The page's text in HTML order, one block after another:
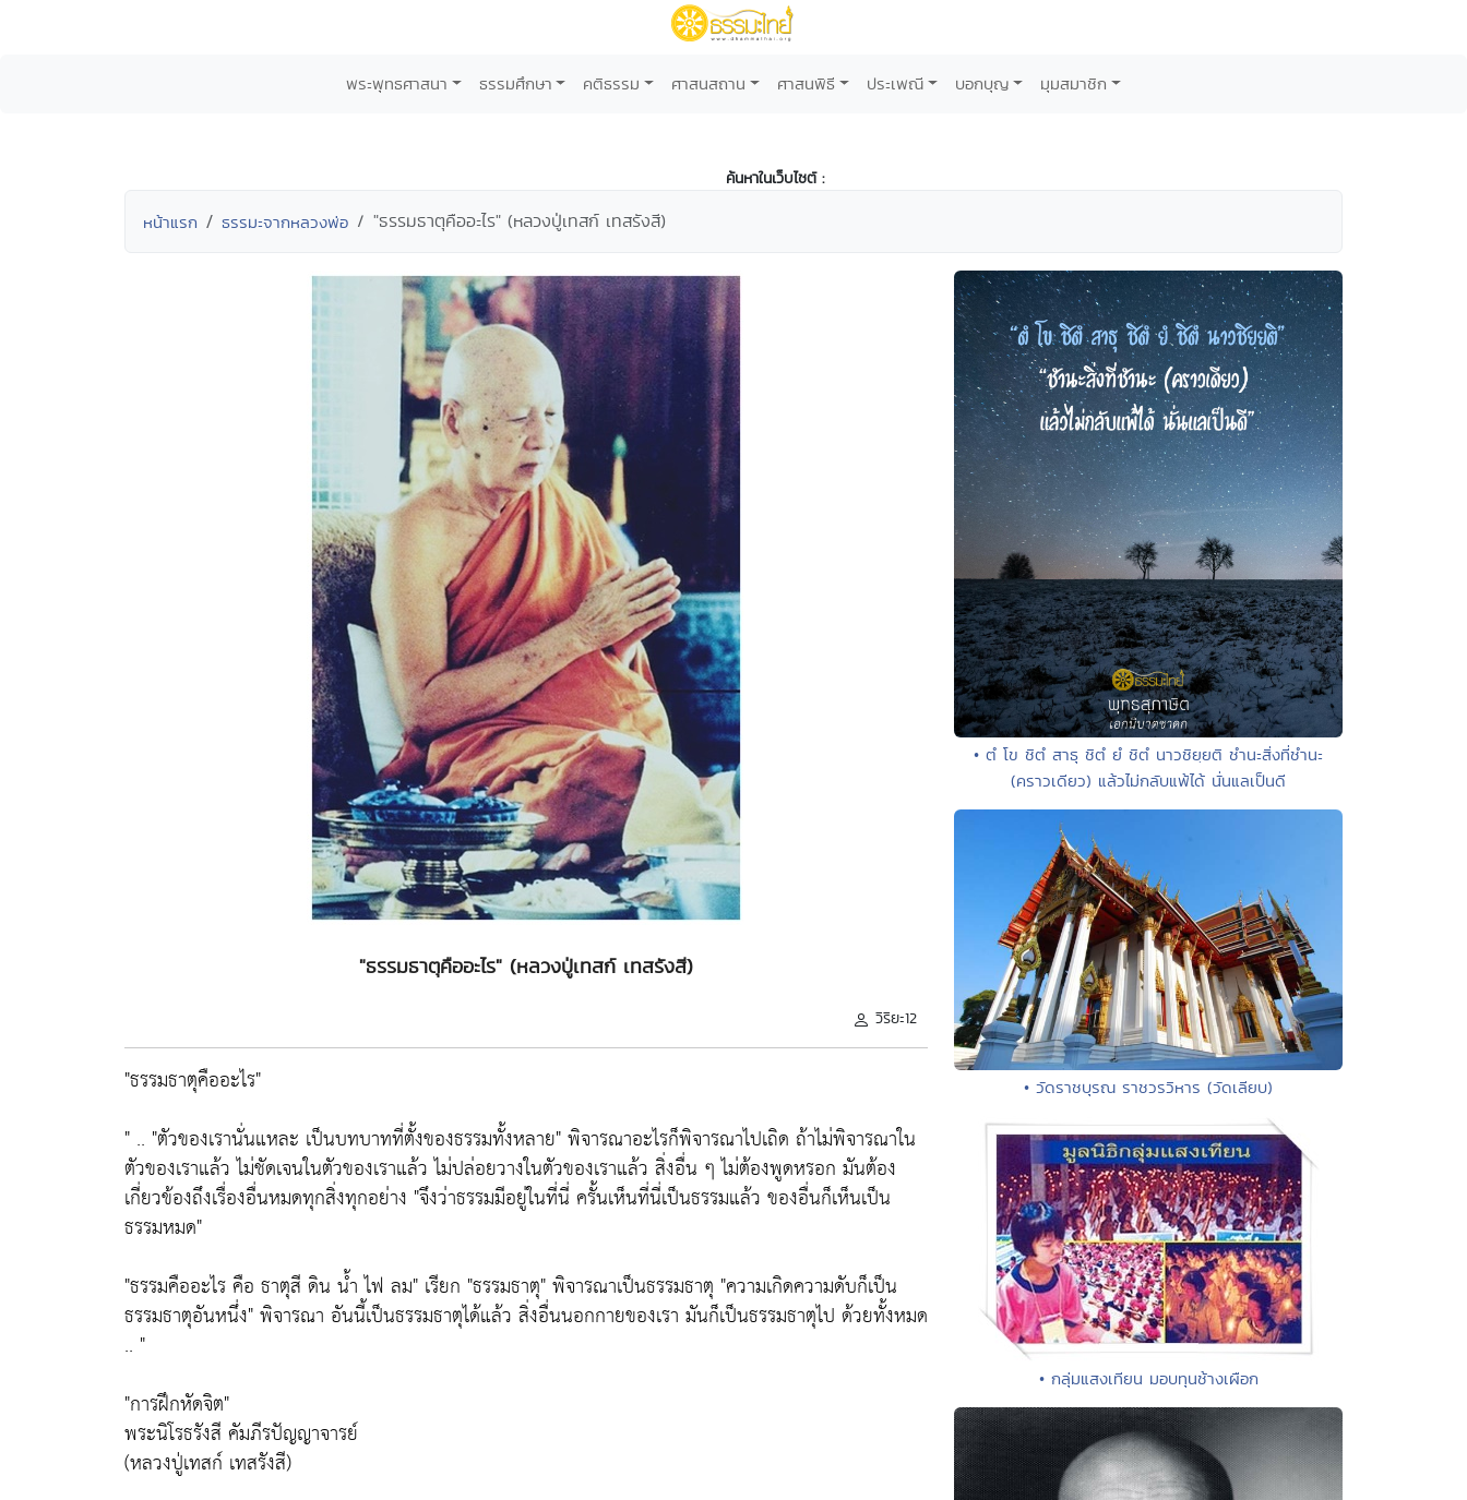
พระพุทธศาสนา ธรรมศึกษา คติธรรม ศาสนสถาน ศาสนพิธี ประเพณี บอกบุญ มุมสมาชิก
ค้นหาในเว็บไซต์ :
หน้าแรก ธรรมะจากหลวงพ่อ "ธรรมธาตุคืออะไร" (หลวงปู่เทสก์ เทสรังสี)
"ธรรมธาตุคืออะไร" (หลวงปู่เทสก์ เทสรังสี)
วิริยะ12
"ธรรมธาตุคืออะไร"
" .. "ตัวของเรานั่นแหละ เป็นบทบาทที่ตั้งของธรรมทั้งหลาย" พิจารณาอะไรก็พิจารณาไปเถิด ถ้าไม่พิจารณาใน
ตัวของเราแล้ว ไม่ชัดเจนในตัวของเราแล้ว ไม่ปล่อยวางในตัวของเราแล้ว สิ่งอื่น ๆ ไม่ต้องพูดหรอก มันต้อง
เกี่ยวข้องถึงเรื่องอื่นหมดทุกสิ่งทุกอย่าง "จึงว่าธรรมมีอยู่ในที่นี่ ครั้นเห็นที่นี่เป็นธรรมแล้ว ของอื่นก็เห็นเป็น
ธรรมหมด"
"ธรรมคืออะไร คือ ธาตุสี ดิน นํ้า ไฟ ลม" เรียก "ธรรมธาตุ" พิจารณาเป็นธรรมธาตุ "ความเกิดความดับก็เป็น
ธรรมธาตุอันหนึ่ง" พิจารณา อันนี้เป็นธรรมธาตุได้แล้ว สิ่งอื่นนอกกายของเรา มันก็เป็นธรรมธาตุไป ด้วยทั้งหมด
.. "
"การฝึกหัดจิต"
พระนิโรธรังสี คัมภีรปัญญาจารย์
(หลวงปู่เทสก์ เทสรังสี)
• ตํ โข ชิตํ สาธุ ชิตํ ยํ ชิตํ นาวชิยฺยติ ชำนะสิ่งที่ชำนะ
(คราวเดียว) แล้วไม่กลับแพ้ได้ นั่นแลเป็นดี
• วัดราชบุรณ ราชวรวิหาร (วัดเลียบ)
• กลุ่มแสงเทียน มอบทุนช้างเผือก